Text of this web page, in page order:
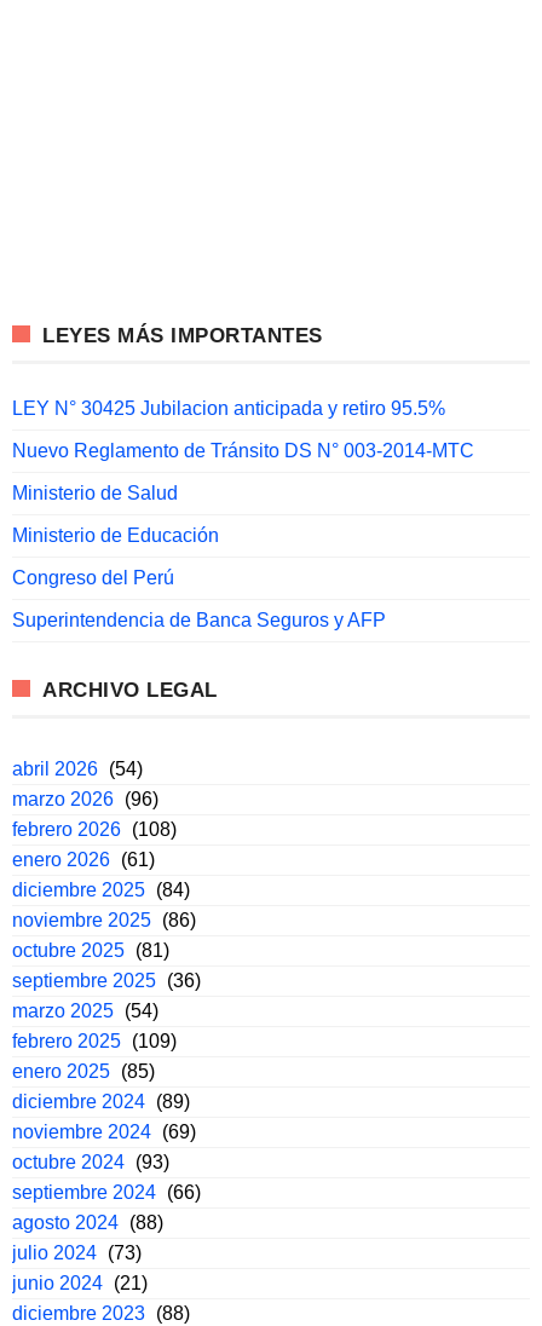
LEYES MÁS IMPORTANTES
LEY N° 30425 Jubilacion anticipada y retiro 95.5%
Nuevo Reglamento de Tránsito DS N° 003-2014-MTC
Ministerio de Salud
Ministerio de Educación
Congreso del Perú
Superintendencia de Banca Seguros y AFP
ARCHIVO LEGAL
abril 2026 (54)
marzo 2026 (96)
febrero 2026 (108)
enero 2026 (61)
diciembre 2025 (84)
noviembre 2025 (86)
octubre 2025 (81)
septiembre 2025 (36)
marzo 2025 (54)
febrero 2025 (109)
enero 2025 (85)
diciembre 2024 (89)
noviembre 2024 (69)
octubre 2024 (93)
septiembre 2024 (66)
agosto 2024 (88)
julio 2024 (73)
junio 2024 (21)
diciembre 2023 (88)